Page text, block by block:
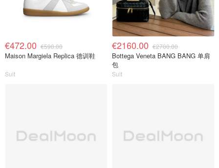
€472.00 €590.00
Maison Margiela Replica 德训鞋
Suit
€2160.00 €2700.00
Bottega Veneta BANG BANG 单肩
包
Suit